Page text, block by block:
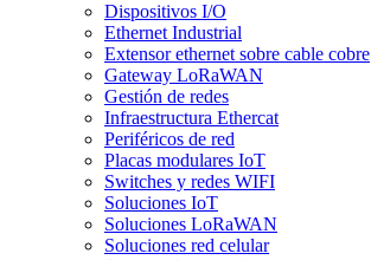
Dispositivos I/O
Ethernet Industrial
Extensor ethernet sobre cable cobre
Gateway LoRaWAN
Gestión de redes
Infraestructura Ethercat
Periféricos de red
Placas modulares IoT
Switches y redes WIFI
Soluciones IoT
Soluciones LoRaWAN
Soluciones red celular